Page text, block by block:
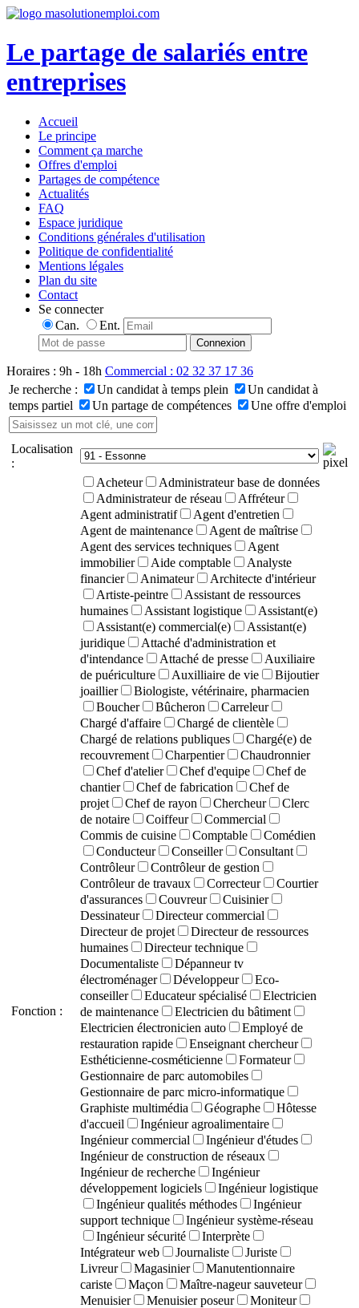
Le partage de salariés entre
entreprises
Accueil
Le principe
Comment ça marche
Offres d'emploi
Partages de compétence
Actualités
FAQ
Espace juridique
Conditions générales d'utilisation
Politique de confidentialité
Mentions légales
Plan du site
Contact
Se connecter
Can.
Ent.
Horaires : 9h - 18h Commercial : 02 32 37 17 36
Je recherche :
Un candidat à temps plein
Un candidat à
temps partiel
Un partage de compétences Une offre d'emploi
Localisation
:
Fonction :
Acheteur
Administrateur base de données
Administrateur de réseau
Affréteur
Agent administratif
Agent d'entretien
Agent de maintenance
Agent de maîtrise
Agent des services techniques
Agent
immobilier
Aide comptable
Analyste
financier
Animateur
Architecte d'intérieur
Artiste-peintre
Assistant de ressources
humaines
Assistant logistique
Assistant(e)
Assistant(e) commercial(e)
Assistant(e)
juridique
Attaché d'administration et
d'intendance
Attaché de presse
Auxiliaire
de puériculture
Auxilliaire de vie
Bijoutier
joaillier
Biologiste, vétérinaire, pharmacien
Boucher
Bûcheron
Carreleur
Chargé d'affaire
Chargé de clientèle
Chargé de relations publiques
Chargé(e) de
recouvrement
Charpentier
Chaudronnier
Chef d'atelier
Chef d'equipe
Chef de
chantier
Chef de fabrication
Chef de
projet
Chef de rayon Chercheur
Clerc
de notaire
Coiffeur
Commercial
Commis de cuisine
Comptable
Comédien
Conducteur
Conseiller
Consultant
Contrôleur
Contrôleur de gestion
Contrôleur de travaux
Correcteur
Courtier
d'assurances
Couvreur
Cuisinier
Dessinateur
Directeur commercial
Directeur de projet
Directeur de ressources
humaines
Directeur technique
Documentaliste
Dépanneur tv
électroménager
Développeur
Eco-
conseiller
Educateur spécialisé
Electricien
de maintenance
Electricien du bâtiment
Electricien électronicien auto
Employé de
restauration rapide
Enseignant chercheur
Esthéticienne-cosméticienne
Formateur
Gestionnaire de parc automobiles
Gestionnaire de parc micro-informatique
Graphiste multimédia
Géographe
Hôtesse
d'accueil
Ingénieur agroalimentaire
Ingénieur commercial
Ingénieur d'études
Ingénieur de construction de réseaux
Ingénieur de recherche
Ingénieur
développement logiciels
Ingénieur logistique
Ingénieur qualités méthodes
Ingénieur
support technique
Ingénieur système-réseau
Ingénieur sécurité
Interprète
Intégrateur web
Journaliste
Juriste
Livreur
Magasinier
Manutentionnaire
cariste
Maçon
Maître-nageur sauveteur
Menuisier
Menuisier poseur
Moniteur